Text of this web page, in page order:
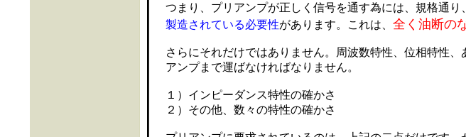
つまり、プリアンプが正しく信号を通す為には、規格通
製造されている必要性があります。これは、 全く油断の
さらにそれだけではありません。周波数特性、位相特性
アンプまで運ばなければなりません。
１）インピーダンス特性の確かさ
２）その他、数々の特性の確かさ